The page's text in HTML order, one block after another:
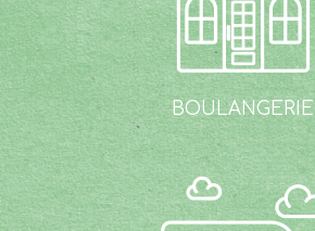
BOULANGERIE